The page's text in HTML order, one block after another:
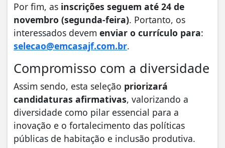
Por fim, as inscrições seguem até 24 de
novembro (segunda-feira). Portanto, os
interessados devem enviar o currículo para:
selecao@emcasajf.com.br.
Compromisso com a diversidade
Assim sendo, esta seleção priorizará
candidaturas afirmativas, valorizando a
diversidade como pilar essencial para a
inovação e o fortalecimento das políticas
públicas de habitação e inclusão produtiva.